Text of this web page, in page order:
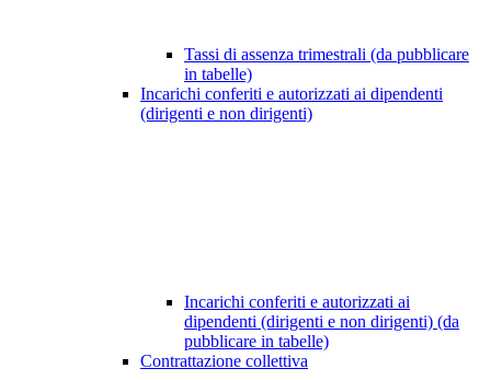
Tassi di assenza trimestrali (da pubblicare
in tabelle)
Incarichi conferiti e autorizzati ai dipendenti
(dirigenti e non dirigenti)
Incarichi conferiti e autorizzati ai
dipendenti (dirigenti e non dirigenti) (da
pubblicare in tabelle)
Contrattazione collettiva